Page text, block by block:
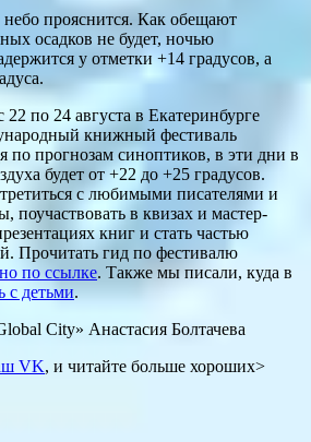
небо прояснится. Как обещают
осадков не будет, ночью
у отметки +14 градусов, а
по 24 августа в Екатеринбурге
книжный фестиваль
по прогнозам синоптиков, в эти дни в
будет от +22 до +25 градусов.
с любимыми писателями и
поучаствовать в квизах и мастер-
книг и стать частью
Прочитать гид по фестивалю
по ссылке. Также мы писали, куда в
с детьми.
City» Анастасия Болтачева
VK, и читайте больше хороших>